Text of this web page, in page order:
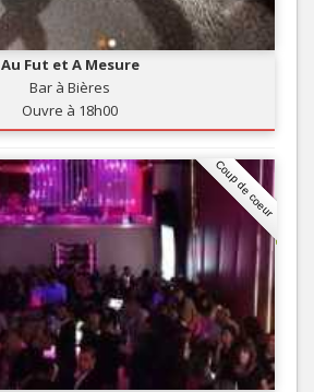
Au Fut et A Mesure
Bar à Bières
Ouvre à 18h00
Coup de coeur